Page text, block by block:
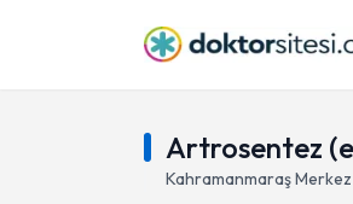
Artrosentez
KahramanmaraşMerkez